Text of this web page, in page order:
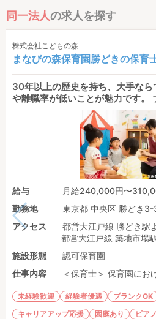
同一法人の求人を探す
株式会社こどもの森
まなびの森保育園勝どきの保育
30年以上の歴史を持ち、大手な
や離職率が低いことが魅力です。
給与
月給240,000円〜
勤務地
東京都 中央区 勝どき
アクセス
都営大江戸線 勝どき駅
都営大江戸線 築地市場
施設形態
認可保育園
仕事内容
＜保育士＞ 保育園にお
未経験歓迎 経験者優遇 ブランクOK
キャリアアップ応援
園庭あり ピア